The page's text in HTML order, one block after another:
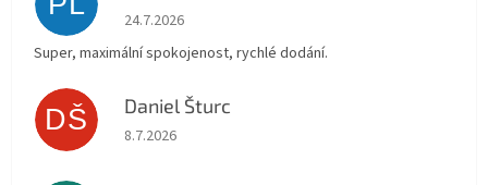
Hodnocení obchodu je 5 z 5 hvězdiček.
24.7.2026
Super, maximální spokojenost, rychlé dodání.
DŠ Daniel Šturc
Hodnocení obchodu je 5 z 5 hvězdiček.
8.7.2026